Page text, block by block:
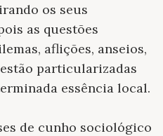
os seus
as questões
aflições, anseios,
particularizadas
essência local.
de cunho sociológico